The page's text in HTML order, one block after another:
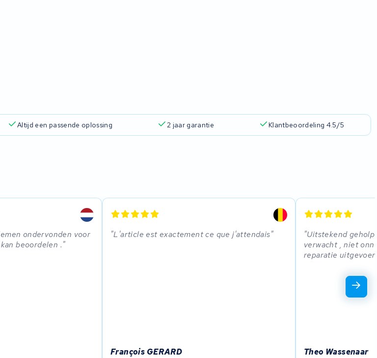
Altijd een passende oplossing 2 jaar garantie Klantbeoordeling 4.5/5
ondervonden voor
beoordelen .
L'article est exactement ce que j'attendais
François GERARD
Uitstekend
verwacht , niet
reparatie
Theo Wassenaar